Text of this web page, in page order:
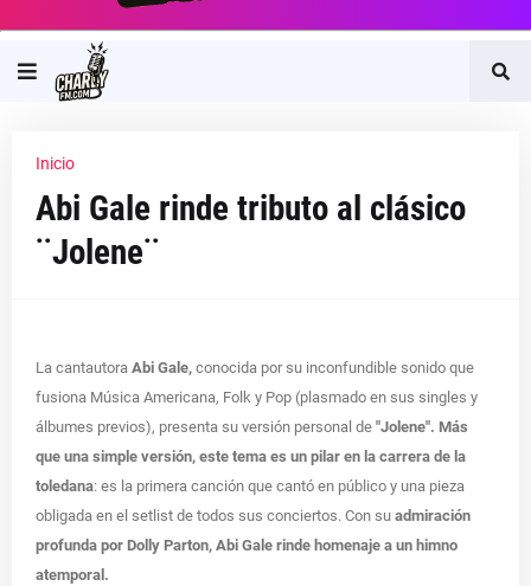
Inicio
Abi Gale rinde tributo al clásico
¨Jolene¨
La cantautora Abi Gale, conocida por su inconfundible sonido que
fusiona Música Americana, Folk y Pop (plasmado en sus singles y
álbumes previos), presenta su versión personal de "Jolene". Más
que una simple versión, este tema es un pilar en la carrera de la
toledana: es la primera canción que cantó en público y una pieza
obligada en el setlist de todos sus conciertos. Con su admiración
profunda por Dolly Parton, Abi Gale rinde homenaje a un himno
atemporal.